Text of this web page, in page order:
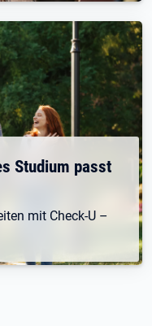
Studium passt
mit Check-U –